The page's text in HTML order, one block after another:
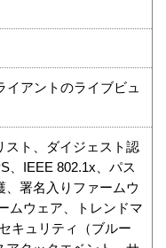
イアントのライブビュ
スト、ダイジェスト認
、IEEE 802.1x、パス
、署名入りファームウ
ムウェア、トレンドマ
キュリティ（ブルー